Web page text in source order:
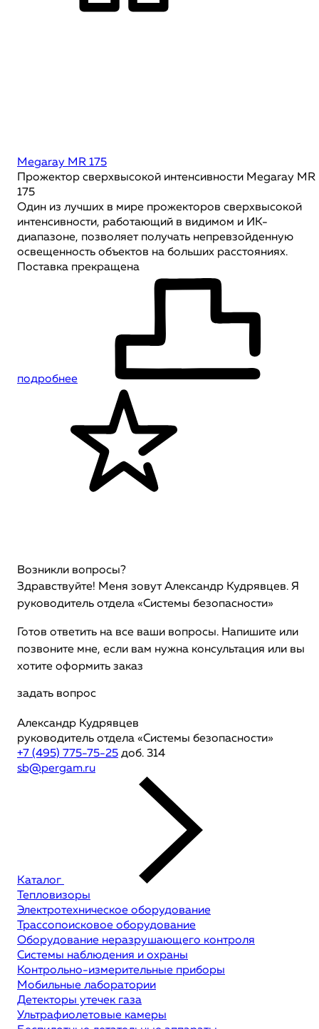
Megaray MR 175
Прожектор сверхвысокой интенсивности Megaray MR
175
Один из лучших в мире прожекторов сверхвысокой
интенсивности, работающий в видимом и ИК-
диапазоне, позволяет получать непревзойденную
освещенность объектов на больших расстояниях.
Поставка прекращена
подробнее
Возникли вопросы?
Здравствуйте! Меня зовут Александр Кудрявцев. Я
руководитель отдела «Системы безопасности»
Готов ответить на все ваши вопросы. Напишите или
позвоните мне, если вам нужна консультация или вы
хотите оформить заказ
задать вопрос
Александр Кудрявцев
руководитель отдела «Системы безопасности»
+7 (495) 775-75-25 доб. 314
sb@pergam.ru
Каталог
Тепловизоры
Электротехническое оборудование
Трассопоисковое оборудование
Оборудование неразрушающего контроля
Системы наблюдения и охраны
Контрольно-измерительные приборы
Мобильные лаборатории
Детекторы утечек газа
Ультрафиолетовые камеры